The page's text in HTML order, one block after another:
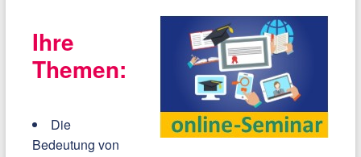
Ihre
Themen:
Die
Bedeutung von